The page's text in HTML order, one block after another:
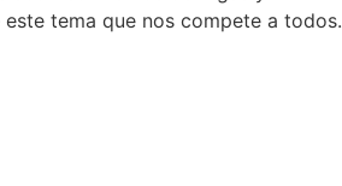
tema que nos compete a todos.